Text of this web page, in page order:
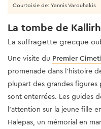
Courtoisie de: Yannis Varouhakis
La tombe de
La suffragette grecque
Une visite du Premier
promenade dans l'histoire
plupart des grandes
sont enterrées. Les guides
l'attention sur la jeune fille
Halepas, un mémorial en